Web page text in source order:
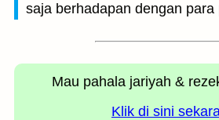
saja berhadapan dengan para
Mau pahala jariyah &
Klik di sini